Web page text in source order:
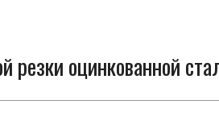
резки оцинкованной